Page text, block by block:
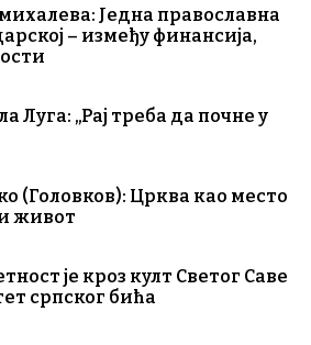
Једна православна
– између финансија,
Луга: „Рај треба да почне у
(Головков): Црква као место
живот
је кроз култ Светог Саве
српског бића